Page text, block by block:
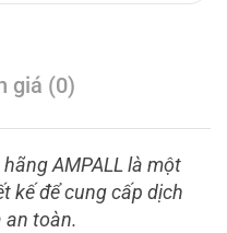
giá (0)
AMPALL là một
kế để cung cấp dịch
an toàn.